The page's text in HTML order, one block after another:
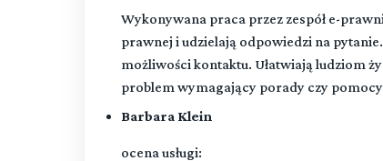
Wykonywana praca przez zespół e-
prawnej i udzielają odpowiedzi na
możliwości kontaktu. Ułatwiają ludziom
problem wymagający porady czy
Barbara Klein
ocena usługi: